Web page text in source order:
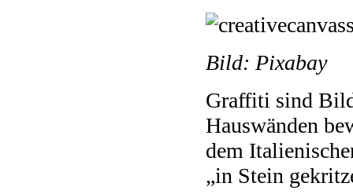
Bild: Pixabay
Graffiti sind
Hauswänden
dem
„in Stein